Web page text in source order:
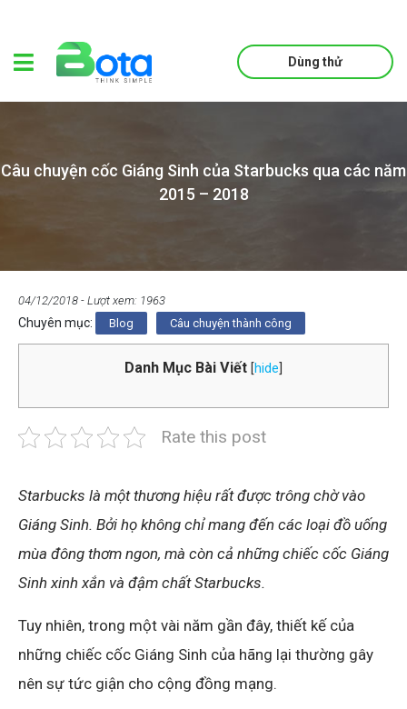
Dùng thử
Câu chuyện cốc Giáng Sinh của Starbucks qua các năm
2015 – 2018
04/12/2018 - Lượt xem: 1963
Chuyên mục: Blog Câu chuyện thành công
Danh Mục Bài Viết [hide
Rate this post
Starbucks là một thương hiệu rất được trông chờ vào
Giáng Sinh. Bởi họ không chỉ mang đến các loại đồ uống
mùa đông thơm ngon, mà còn cả những chiếc cốc Giáng
Sinh xinh xắn và đậm chất Starbucks.
Tuy nhiên, trong một vài năm gần đây, thiết kế của
những chiếc cốc Giáng Sinh của hãng lại thường gây
nên sự tức giận cho cộng đồng mạng.